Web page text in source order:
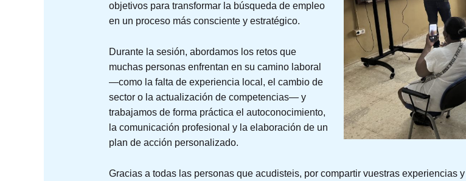
objetivos para transformar la búsqueda de empleo
en un proceso más consciente y estratégico.
Durante la sesión, abordamos los retos que
muchas personas enfrentan en su camino laboral
—como la falta de experiencia local, el cambio de
sector o la actualización de competencias— y
trabajamos de forma práctica el autoconocimiento,
la comunicación profesional y la elaboración de un
plan de acción personalizado.
Gracias a todas las personas que acudisteis, por compartir vuestras experiencias